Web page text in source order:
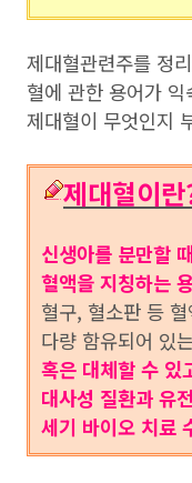
제대혈관련주를 정
혈에 관한 용어가
제대혈이 무엇인지
제대혈이
신생아를 분만할
혈액을 지칭하는
혈구, 혈소판 등
다량 함유되어 있
혹은 대체할 수 있
대사성 질환과 유
세기 바이오 치료